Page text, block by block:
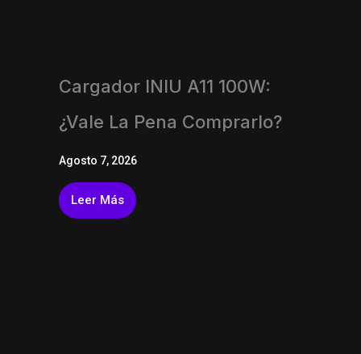
Cargador INIU A11 100W:
¿vale La Pena Comprarlo?
Agosto 7, 2026
Leer Más